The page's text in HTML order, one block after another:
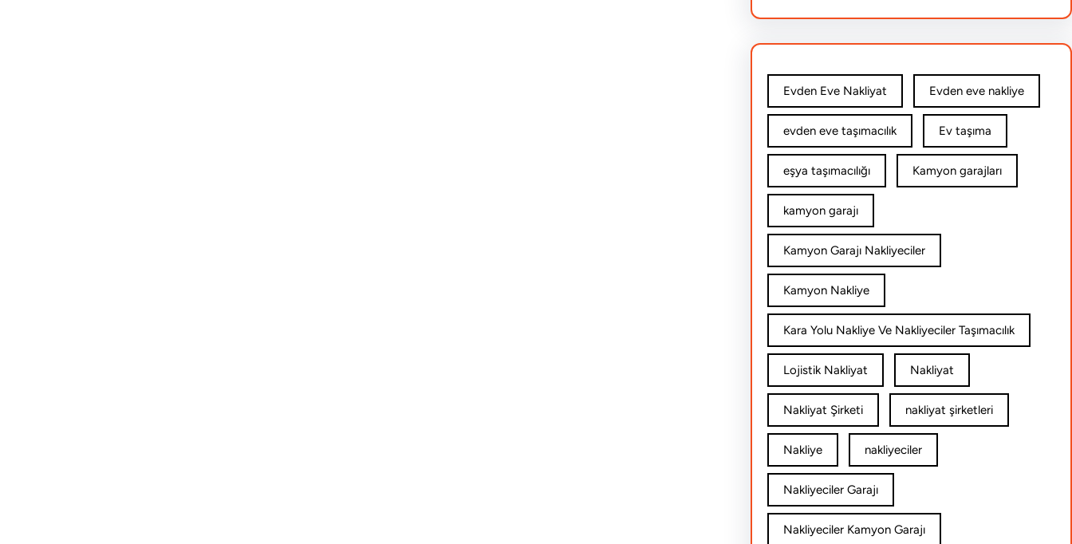
Evden Eve Nakliyat Evden eve nakliye
evden eve taşımacılık Ev taşıma
eşya taşımacılığı Kamyon garajları
kamyon garajı
Kamyon Garajı Nakliyeciler
Kamyon Nakliye
Kara Yolu Nakliye Ve Nakliyeciler Taşımacılık
Lojistik Nakliyat Nakliyat
Nakliyat Şirketi nakliyat şirketleri
Nakliye nakliyeciler
Nakliyeciler Garajı
Nakliyeciler Kamyon Garajı